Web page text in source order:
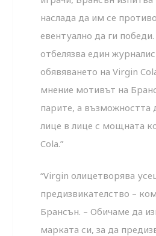
наслада да им се
евентуално да ги
отбелязва един
обявяването на Virgin
мнение мотивът на
парите, а възможността
лице в лице с мощната
Cola.”
“Virgin олицетворява
предизвикателство –
Брансън. – Обичаме да
марката си, за да